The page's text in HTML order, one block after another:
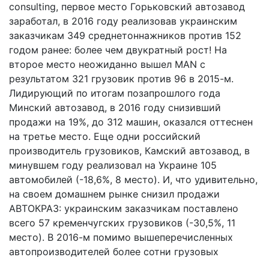
consulting, первое место Горьковский автозавод
заработал, в 2016 году реализовав украинским
заказчикам 349 среднетоннажников против 152
годом ранее: более чем двукратный рост! На
второе место неожиданно вышел MAN с
результатом 321 грузовик против 96 в 2015-м.
Лидирующий по итогам позапрошлого года
Минский автозавод, в 2016 году снизивший
продажи на 19%, до 312 машин, оказался оттеснен
на третье место. Еще одни российский
производитель грузовиков, Камский автозавод, в
минувшем году реализовал на Украине 105
автомобилей (-18,6%, 8 место). И, что удивительно,
на своем домашнем рынке снизил продажи
АВТОКРАЗ: украинским заказчикам поставлено
всего 57 кременчугских грузовиков (-30,5%, 11
место). В 2016-м помимо вышеперечисленных
автопроизводителей более сотни грузовых